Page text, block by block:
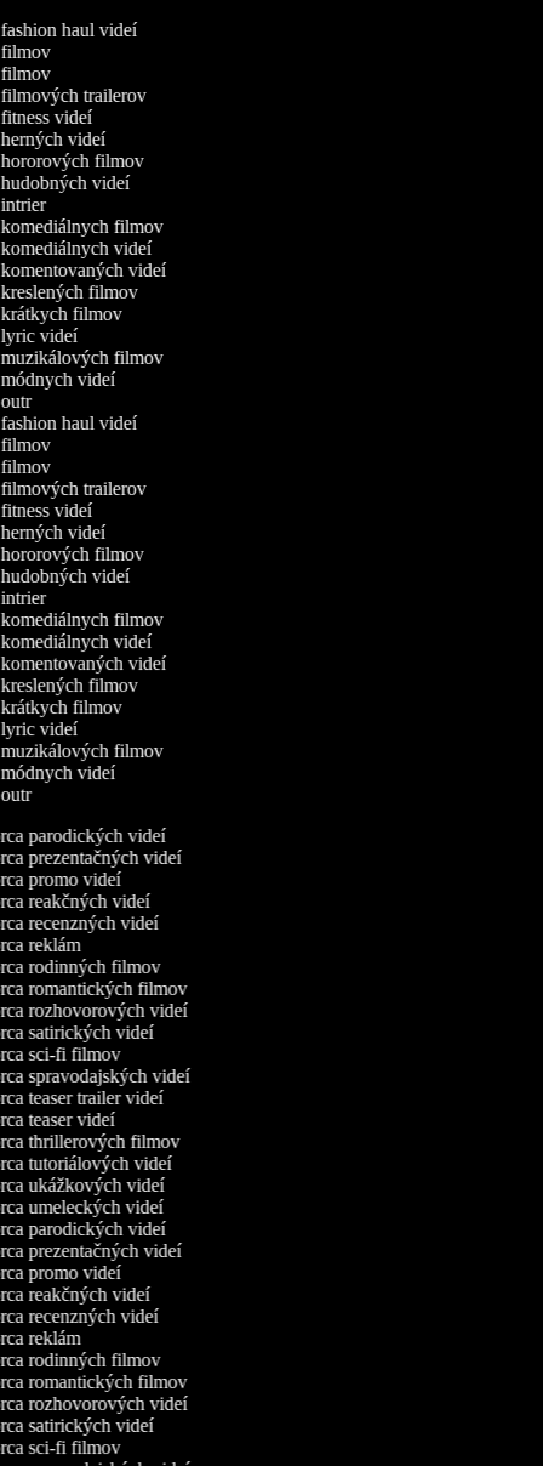
fashion haul videí
filmov
filmov
filmových trailerov
fitness videí
herných videí
hororových filmov
hudobných videí
intrier
komediálnych filmov
komediálnych videí
komentovaných videí
kreslených filmov
krátkych filmov
lyric videí
muzikálových filmov
módnych videí
outr
fashion haul videí
filmov
filmov
filmových trailerov
fitness videí
herných videí
hororových filmov
hudobných videí
intrier
komediálnych filmov
komediálnych videí
komentovaných videí
kreslených filmov
krátkych filmov
lyric videí
muzikálových filmov
módnych videí
outr
parodických videí
prezentačných videí
promo videí
reakčných videí
recenzných videí
reklám
rodinných filmov
romantických filmov
rozhovorových videí
satirických videí
sci-fi filmov
spravodajských videí
teaser trailer videí
teaser videí
thrillerových filmov
tutoriálových videí
ukážkových videí
umeleckých videí
parodických videí
prezentačných videí
promo videí
reakčných videí
recenzných videí
reklám
rodinných filmov
romantických filmov
rozhovorových videí
satirických videí
sci-fi filmov